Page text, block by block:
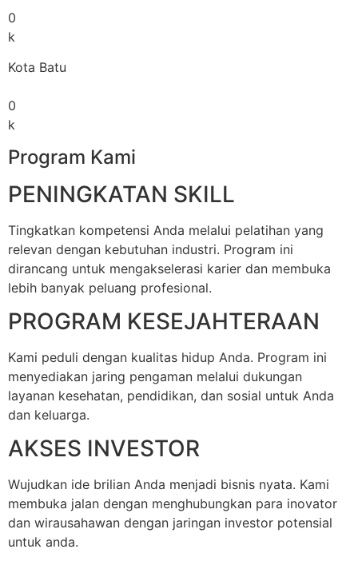
0
k
Kota Batu
0
k
Program Kami
PENINGKATAN SKILL
Tingkatkan kompetensi Anda melalui pelatihan yang
relevan dengan kebutuhan industri. Program ini
dirancang untuk mengakselerasi karier dan membuka
lebih banyak peluang profesional.
PROGRAM KESEJAHTERAAN
Kami peduli dengan kualitas hidup Anda. Program ini
menyediakan jaring pengaman melalui dukungan
layanan kesehatan, pendidikan, dan sosial untuk Anda
dan keluarga.
AKSES INVESTOR
Wujudkan ide brilian Anda menjadi bisnis nyata. Kami
membuka jalan dengan menghubungkan para inovator
dan wirausahawan dengan jaringan investor potensial
untuk anda.